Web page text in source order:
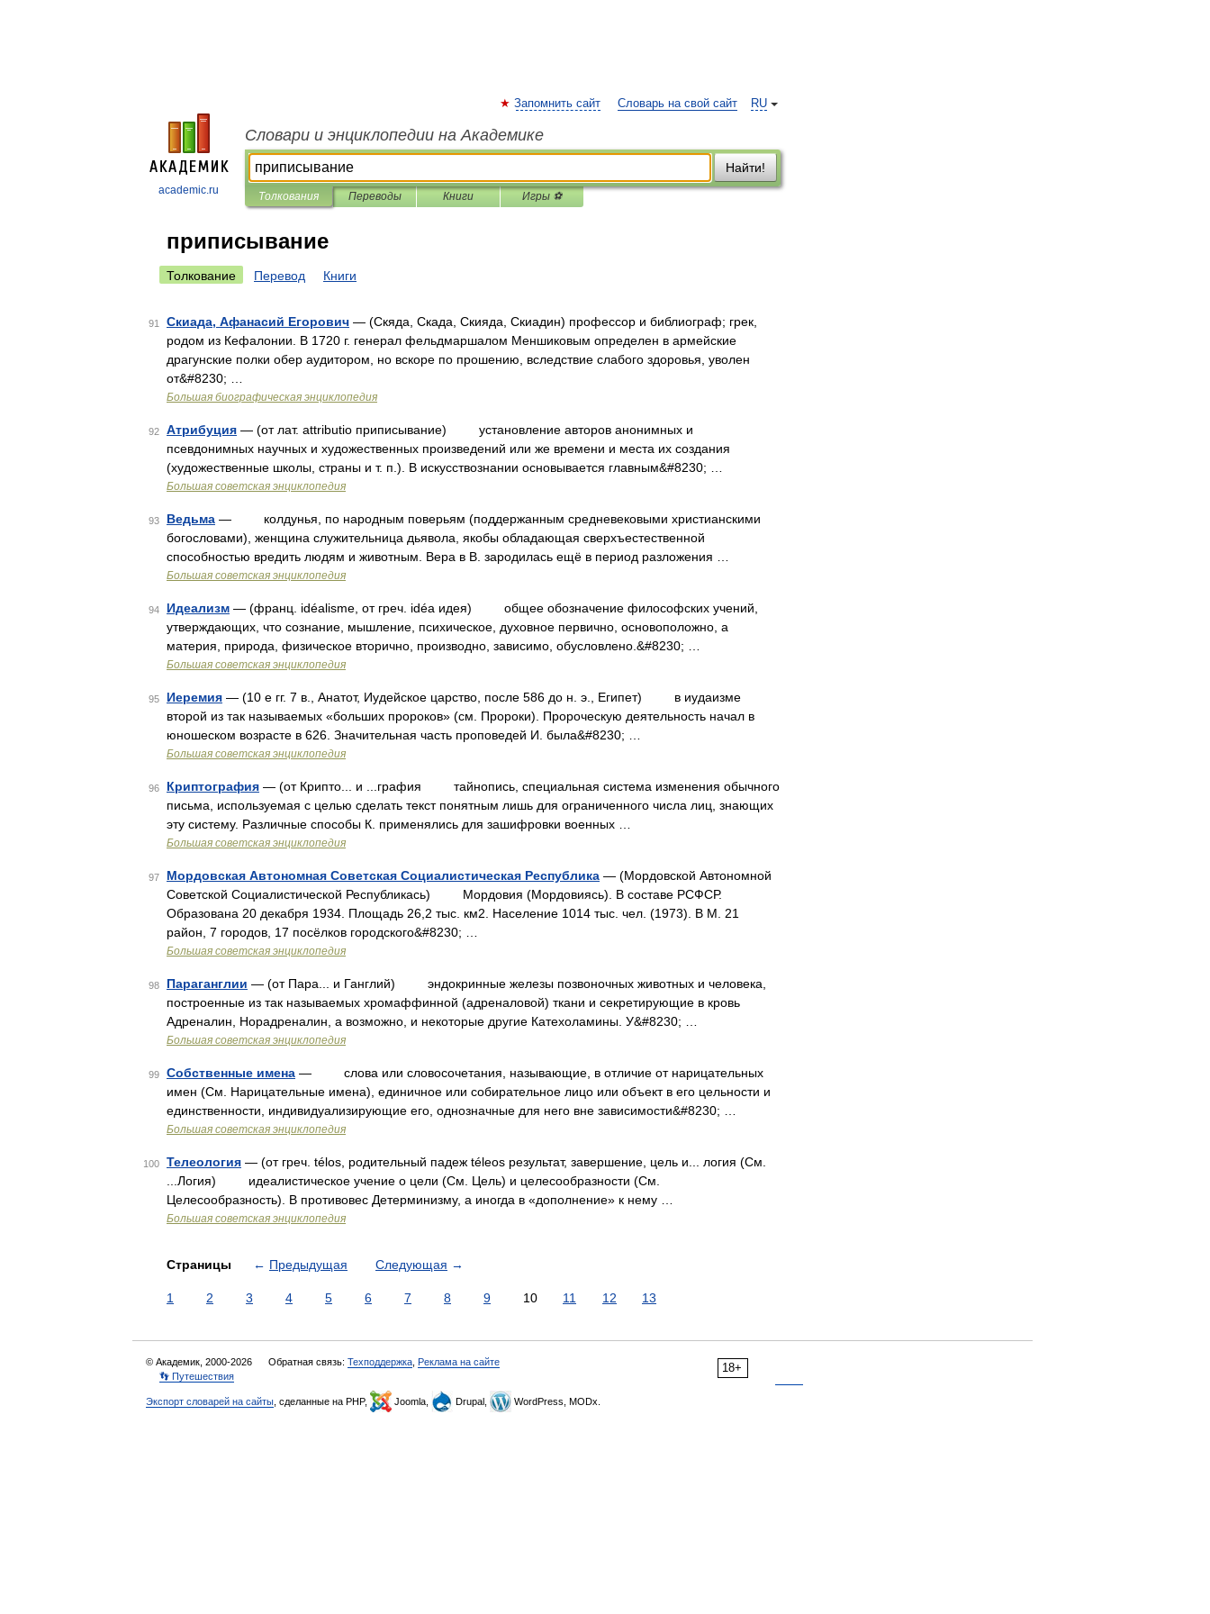
academic.ru
RU
Запомнить сайт Словарь на свой сайт
Словари и энциклопедии на Академике
Найти!
Толкования Переводы Книги Игры ⚽
приписывание
Толкование Перевод Книги
91 Скиада, Афанасий Егорович — (Скяда, Скада, Скияда, Скиадин) профессор и библиограф; грек,
родом из Кефалонии. В 1720 г. генерал фельдмаршалом Меншиковым определен в армейские
драгунские полки обер аудитором, но вскоре по прошению, вследствие слабого здоровья, уволен
от&#8230; …
Большая биографическая энциклопедия
92 Атрибуция — (от лат. attributio приписывание) установление авторов анонимных и
псевдонимных научных и художественных произведений или же времени и места их создания
(художественные школы, страны и т. п.). В искусствознании основывается главным&#8230; …
Большая советская энциклопедия
93 Ведьма — колдунья, по народным поверьям (поддержанным средневековыми христианскими
богословами), женщина служительница дьявола, якобы обладающая сверхъестественной
способностью вредить людям и животным. Вера в В. зародилась ещё в период разложения …
Большая советская энциклопедия
94 Идеализм — (франц. idéalisme, от греч. idéa идея) общее обозначение философских учений,
утверждающих, что сознание, мышление, психическое, духовное первично, основоположно, а
материя, природа, физическое вторично, производно, зависимо, обусловлено.&#8230; …
Большая советская энциклопедия
95 Иеремия — (10 е гг. 7 в., Анатот, Иудейское царство, после 586 до н. э., Египет) в иудаизме
второй из так называемых «больших пророков» (см. Пророки). Пророческую деятельность начал в
юношеском возрасте в 626. Значительная часть проповедей И. была&#8230; …
Большая советская энциклопедия
96 Криптография — (от Крипто... и ...графия тайнопись, специальная система изменения обычного
письма, используемая с целью сделать текст понятным лишь для ограниченного числа лиц, знающих
эту систему. Различные способы К. применялись для зашифровки военных …
Большая советская энциклопедия
97 Мордовская Автономная Советская Социалистическая Республика — (Мордовской Автономной
Советской Социалистической Республикась) Мордовия (Мордовиясь). В составе РСФСР.
Образована 20 декабря 1934. Площадь 26,2 тыс. км2. Население 1014 тыс. чел. (1973). В М. 21
район, 7 городов, 17 посёлков городского&#8230; …
Большая советская энциклопедия
98 Параганглии — (от Пара... и Ганглий) эндокринные железы позвоночных животных и человека,
построенные из так называемых хромаффинной (адреналовой) ткани и секретирующие в кровь
Адреналин, Норадреналин, а возможно, и некоторые другие Катехоламины. У&#8230; …
Большая советская энциклопедия
99 Собственные имена — слова или словосочетания, называющие, в отличие от нарицательных
имен (См. Нарицательные имена), единичное или собирательное лицо или объект в его цельности и
единственности, индивидуализирующие его, однозначные для него вне зависимости&#8230; …
Большая советская энциклопедия
100 Телеология — (от греч. télos, родительный падеж téleos результат, завершение, цель и... логия (См.
...Логия) идеалистическое учение о цели (См. Цель) и целесообразности (См.
Целесообразность). В противовес Детерминизму, а иногда в «дополнение» к нему …
Большая советская энциклопедия
Страницы ← Предыдущая Следующая →
1 2 3 4 5 6 7 8 9 10 11 12 13
18+
© Академик, 2000-2026 Обратная связь: Техподдержка Реклама на сайте
👣 Путешествия
Экспорт словарей на сайты , сделанные на PHP, Joomla, Drupal, WordPress, MODx.